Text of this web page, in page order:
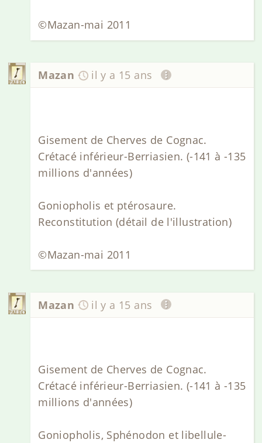
©Mazan-mai 2011
Mazan il y a 15 ans
Gisement de Cherves de Cognac.
Crétacé inférieur-Berriasien. (-141 à -135
millions d'années)
Goniopholis et ptérosaure.
Reconstitution (détail de l'illustration)
©Mazan-mai 2011
Mazan il y a 15 ans
Gisement de Cherves de Cognac.
Crétacé inférieur-Berriasien. (-141 à -135
millions d'années)
Goniopholis, Sphénodon et libellule-